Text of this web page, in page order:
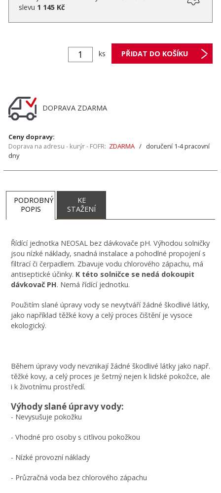
slevu 1 145 Kč
ks
DOPRAVA ZDARMA
Ceny dopravy:
Doprava na adresu - kurýr - FOFR: ZDARMA / doručení 1-4 pracovní
dny
PODROBNÝ
POPIS
KE
STAŽENÍ
Řídící jednotka NEOSAL bez dávkovače pH. Výhodou solničky
jsou nízké náklady, snadná instalace a pohodlné propojení s
filtrací či čerpadlem. Zbavuje vodu chlorového zápachu, má
antiseptické účinky. K této solničce se nedá dokoupit
dávkovač PH. Nemá řídící jednotku.
Použitím slané úpravy vody se nevytváří žádné škodlivé látky,
jako například těžké kovy a celý proces čištění je vysoce
ekologický.
Během úpravy vody nevznikají žádné škodlivé látky jako např.
těžké kovy, a celý proces je šetrný nejen k lidské pokožce, ale
i k životnímu prostředí.
Výhody slané úpravy vody:
- Nevysušuje pokožku
- Vhodné pro osoby s citlivou pokožkou
- Nízké provozní náklady
- Průzračná voda bez chlorového zápachu